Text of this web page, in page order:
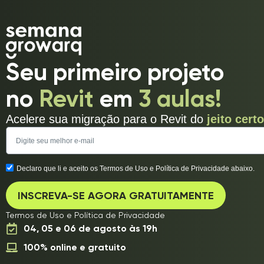
Seu primeiro projeto
no Revit em 3 aulas!
Acelere sua migração para o Revit do jeito certo
Declaro que li e aceito os Termos de Uso e Política de Privacidade abaixo.
INSCREVA-SE AGORA GRATUITAMENTE
Termos de Uso e Política de Privacidade
04, 05 e 06 de agosto às 19h
100% online e gratuito